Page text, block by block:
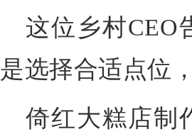
这位乡村CEO
是选择合适点位
倚红大糕店制